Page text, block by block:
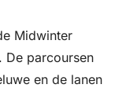
Midwinter
De parcoursen
en de lanen